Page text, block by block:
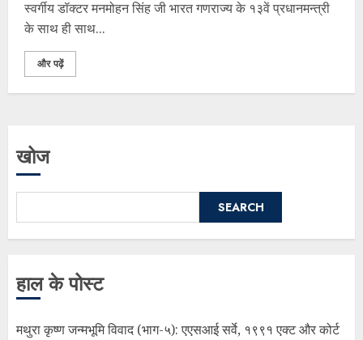
स्वर्गीय डॉक्टर मनमोहन सिंह जी भारत गणराज्य के १३वें प्रधानमन्त्री
के साथ ही साथ...
और पढ़ें
खोज
SEARCH
हाल के पोस्ट
मथुरा कृष्ण जन्मभूमि विवाद (भाग-५): एएसआई सर्वे, १९९१ एक्ट और कोर्ट